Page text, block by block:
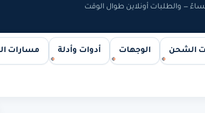
الشحن الوجهات أدوات وأدلة مسارات